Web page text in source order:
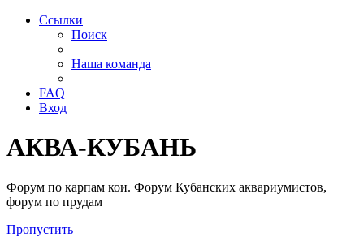
Ссылки
Поиск
Наша команда
FAQ
Вход
АКВА-КУБАНЬ
Форум по карпам кои. Форум Кубанских аквариумистов,
форум по прудам
Пропустить